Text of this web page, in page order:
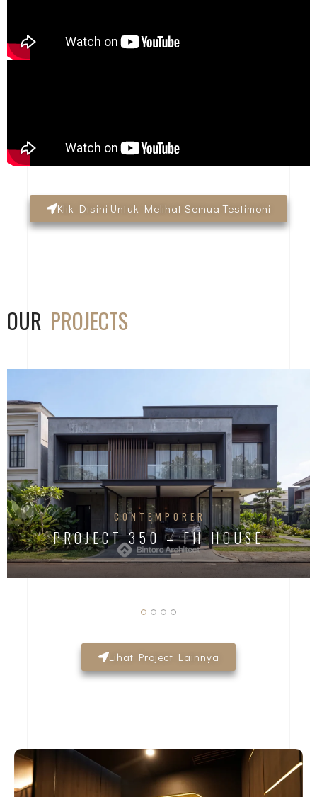
Klik Disini Untuk Melihat Semua Testimoni
OUR PROJECTS
CONTEMPORER
PROJECT 350 – FH HOUSE
Lihat Project Lainnya